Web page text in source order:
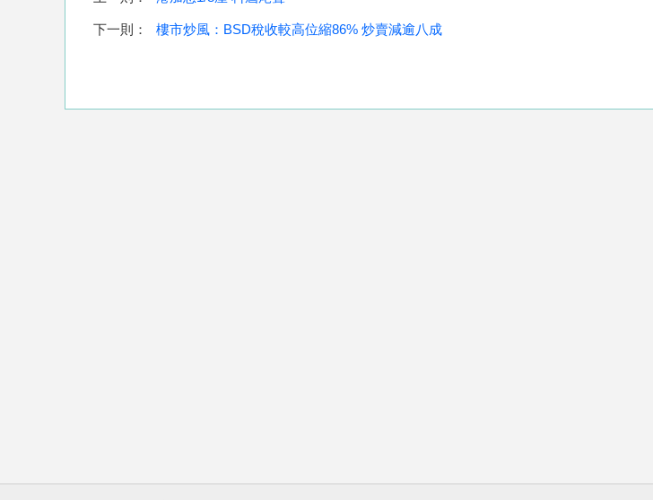
下一則： 樓市炒風：BSD稅收較高位縮86% 炒賣減逾八成